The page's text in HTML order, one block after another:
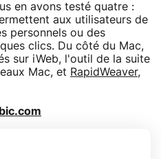
en avons testé quatre :
aux utilisateurs de
personnels ou des
clics. Du côté du Mac,
sur iWeb, l'outil de la suite
Mac, et RapidWeaver,